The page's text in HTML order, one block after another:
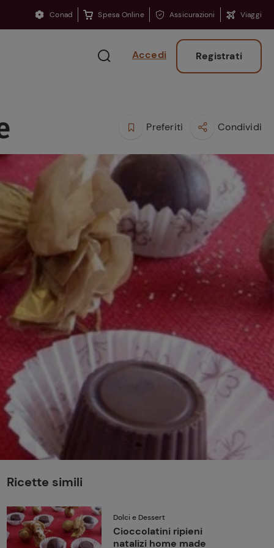
Conad Spesa Online Assicurazioni Viaggi
Accedi Registrati
Finferli, animelle e
salsa ai frutti rossi
Come affumicare:
legna ed erbe da
Ritorno sui banchi?
Consigli per ritrovare
la concentrazione
perduta
Preferiti Condividi
Ricette simili
Dolci e Dessert
Cioccolatini ripieni
natalizi home made